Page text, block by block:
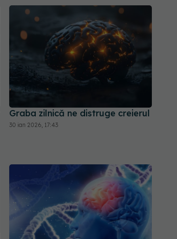
Graba zilnică ne distruge creierul
30 ian 2026, 17:43